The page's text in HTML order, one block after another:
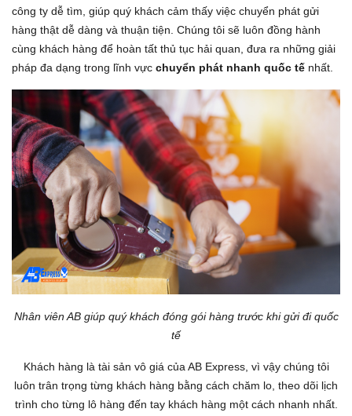
công ty dễ tìm, giúp quý khách cảm thấy việc chuyển phát gửi
hàng thật dễ dàng và thuận tiện. Chúng tôi sẽ luôn đồng hành
cùng khách hàng để hoàn tất thủ tục hải quan, đưa ra những giải
pháp đa dạng trong lĩnh vực chuyển phát nhanh quốc tế nhất.
Nhân viên AB giúp quý khách đóng gói hàng trước khi gửi đi quốc
tế
Khách hàng là tài sản vô giá của AB Express, vì vậy chúng tôi
luôn trân trọng từng khách hàng bằng cách chăm lo, theo dõi lịch
trình cho từng lô hàng đến tay khách hàng một cách nhanh nhất.